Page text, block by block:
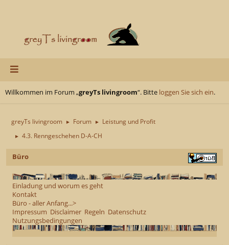
Willkommen im Forum „greyTs livingroom“. Bitte loggen Sie sich ein.
greyTs livingroom ► Forum ► Leistung und Profit
► 4.3. Renngeschehen D-A-CH
Büro
Einladung und worum es geht
Kontakt
Büro - aller Anfang...>
Impressum Disclaimer Regeln Datenschutz
Nutzungsbedingungen